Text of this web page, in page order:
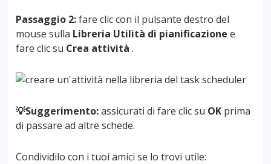
Passaggio 2:fare clic con il pulsante destro del
mouse sulla Libreria Utilità di pianificazione e
fare clic su Crea attività .
💡Suggerimento:assicurati di fare clic su OK prima
di passare ad altre schede.
Condividilo con i tuoi amici se lo trovi utile: